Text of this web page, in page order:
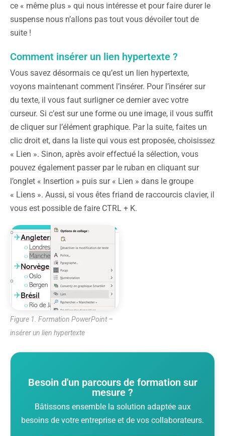
ce « même plus » qui nous intéresse et pour faire durer le
suspense nous n’allons pas tout vous dévoiler tout de
suite !
Comment insérer un lien hypertexte ?
Vous savez désormais ce qu’est un lien hypertexte,
voyons maintenant comment l’insérer. Pour l’insérer sur
du texte, il vous faut surligner ce dernier avec votre
curseur. Si c’est sur une forme ou une image, il vous suffit
de cliquer sur l’élément graphique. Par la suite, faites un
clic droit et, dans la liste qui vous est proposée, choisissez
« Lien ». Sinon, après avoir effectué la sélection, vous
pouvez également passer par le ruban en cliquant sur
l’onglet « Insertion » puis sur « Lien » dans le groupe
« Liens ». Aussi, si vous êtes friand de raccourcis clavier, il
vous est possible de faire CTRL + K.
Figure 1. Formation PowerPoint –
insérer un lien hypertexte
Besoin d'un parcours de formation sur
mesure ?
Bâtissons ensemble la solution adaptée aux
besoins de votre entreprise et de vos collaborateurs.